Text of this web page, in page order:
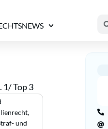
1/ Top 3
,
und